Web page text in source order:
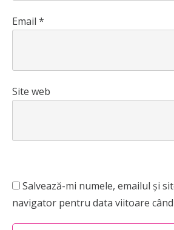
Email *
Site web
Salvează-mi numele, emailul și
navigator pentru data viitoare